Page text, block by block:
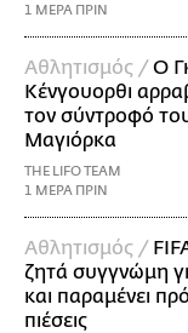
1 ΜΕΡΑ ΠΡΙΝ
Αθλητισμός /Ο
Κένγουορθι
τον σύντροφό
Μαγιόρκα
THE LIFO TEAM
1 ΜΕΡΑ ΠΡΙΝ
Αθλητισμός /
ζητά συγγνώμη
και παραμένει
πιέσεις